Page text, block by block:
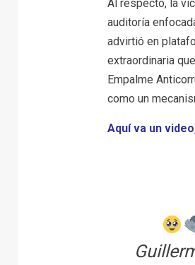
Al respecto, la
auditoría
advirtió en
extraordinaria
Empalme
como un
Aquí va un